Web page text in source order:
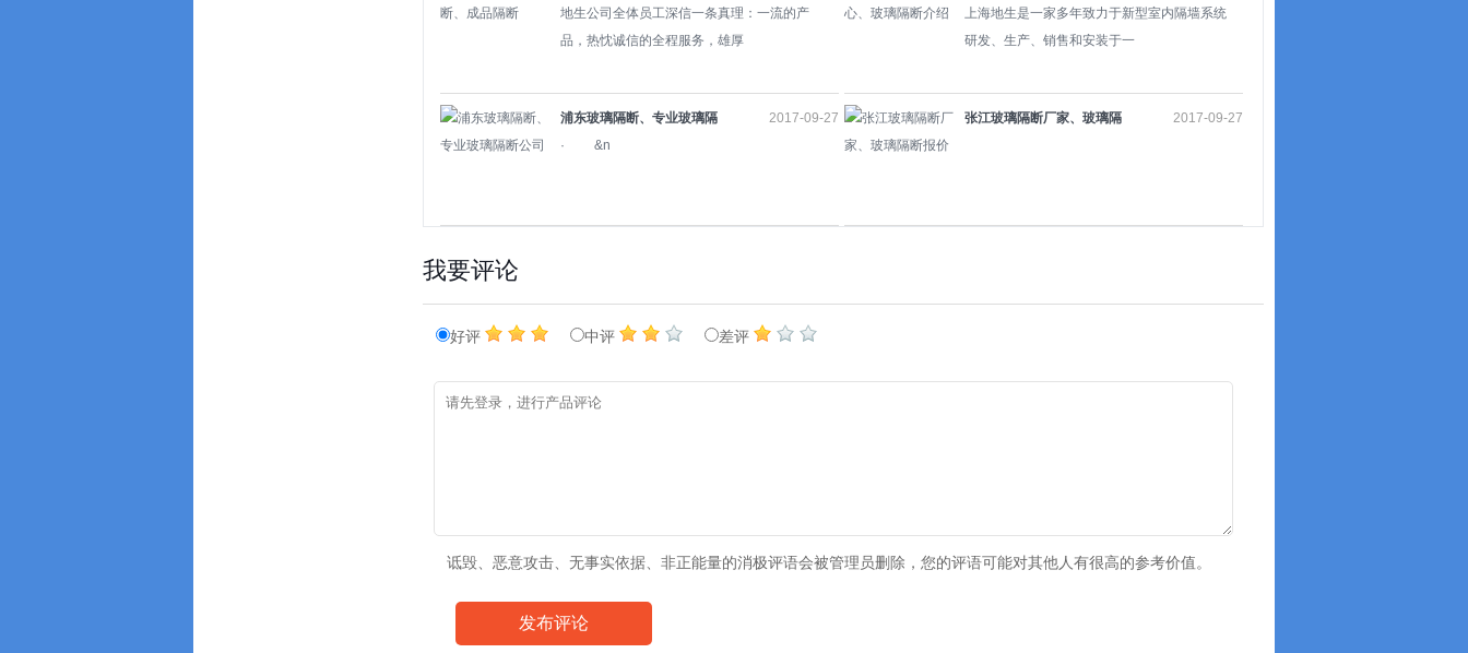
断
地生公司全体员工深信一条真理：一流的产
品，热忱诚信的全程服务，雄厚
断介绍
上海地生是一家多年致力于新型室内隔墙系统
研发、生产、销售和安装于一
浦东玻璃隔断、专业玻璃隔
断公司
· &n
2017-09-27
张江玻璃隔断厂家、玻璃隔
2017-09-27
我要评论
好评 中评 差评
诋毁、恶意攻击、无事实依据、非正能量的消极评语会被管理员删除，您的评语可能对其他人有很高的参考价值。
发布评论